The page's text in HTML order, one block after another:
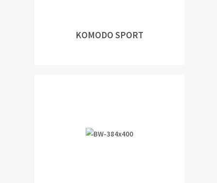
KOMODO SPORT